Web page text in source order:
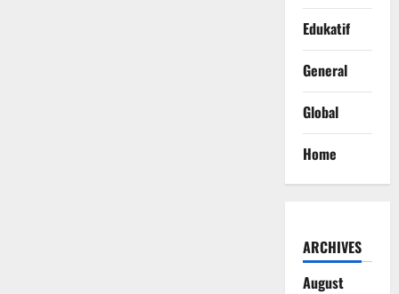
Edukatif
General
Global
Home
ARCHIVES
August